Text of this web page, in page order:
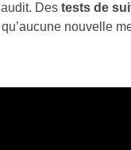
Destests de
nouvelle